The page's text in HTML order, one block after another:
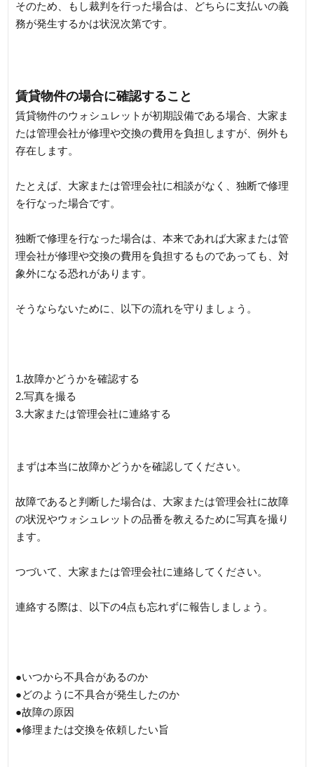
そのため、もし裁判を行った場合は、どちらに支払いの義
務が発生するかは状況次第です。
賃貸物件の場合に確認すること
賃貸物件のウォシュレットが初期設備である場合、大家ま
たは管理会社が修理や交換の費用を負担しますが、例外も
存在します。
たとえば、大家または管理会社に相談がなく、独断で修理
を行なった場合です。
独断で修理を行なった場合は、本来であれば大家または管
理会社が修理や交換の費用を負担するものであっても、対
象外になる恐れがあります。
そうならないために、以下の流れを守りましょう。
1.故障かどうかを確認する
2.写真を撮る
3.大家または管理会社に連絡する
まずは本当に故障かどうかを確認してください。
故障であると判断した場合は、大家または管理会社に故障
の状況やウォシュレットの品番を教えるために写真を撮り
ます。
つづいて、大家または管理会社に連絡してください。
連絡する際は、以下の4点も忘れずに報告しましょう。
●いつから不具合があるのか
●どのように不具合が発生したのか
●故障の原因
●修理または交換を依頼したい旨